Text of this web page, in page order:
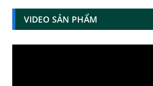
VIDEO SẢN PHẨM